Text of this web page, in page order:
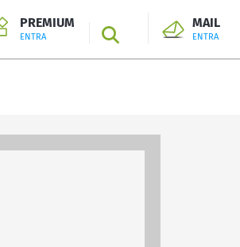
PREMIUM
ENTRA SEARCH
MAIL
ENTRA